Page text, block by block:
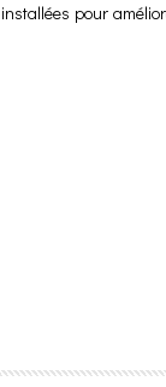
pour